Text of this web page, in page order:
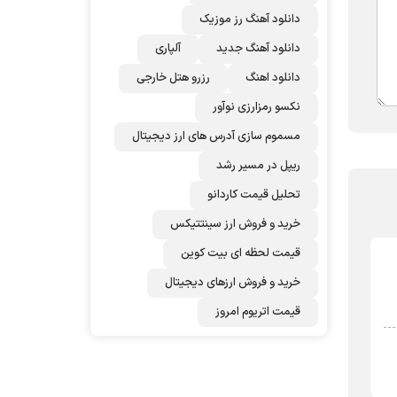
دانلود آهنگ رز‌ موزیک
دانلود آهنگ جدید
آلپاری
دانلود اهنگ
رزرو هتل خارجی
نکسو رمزارزی نوآور
مسموم سازی آدرس های ارز دیجیتال
ریپل در مسیر رشد
تحلیل قیمت کاردانو
خرید و فروش ارز سینتتیکس
قیمت لحظه ای بیت کوین
خرید و فروش ارزهای دیجیتال
قیمت اتریوم امروز